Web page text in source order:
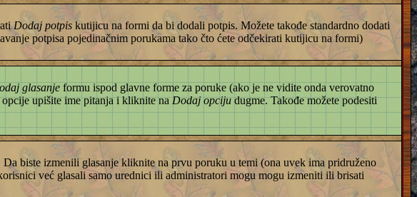
Dodaj potpis kutijicu na formi da bi dodali potpis. Možete takođe standardno dodati
potpisa pojedinačnim porukama tako čto ćete odčekirati kutijicu na formi)
glasanje formu ispod glavne forme za poruke (ako je ne vidite onda verovatno
opcije upišite ime pitanja i kliknite na Dodaj opciju dugme. Takođe možete podesiti
biste izmenili glasanje kliknite na prvu poruku u temi (ona uvek ima pridruženo
već glasali samo urednici ili administratori mogu mogu izmeniti ili brisati